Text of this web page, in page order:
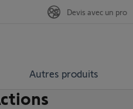
Autres produits
Devis avec un pro